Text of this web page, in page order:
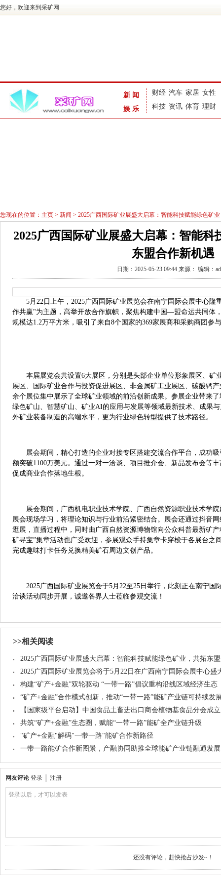
您好，欢迎来到采矿网
新闻
娱乐
财经 汽车 家居 女性
科技 资讯 体育 理财
您现在的位置： 主页 > 新闻 > 2025广西国际矿业展盛大启幕：智能科技赋能绿色矿
2025广西国际矿业展盛大启幕：智能科
东盟合作新机遇
日期：2025-05-23 09:44 来源： 编辑：
5月22日上午，2025广西国际矿业展览会在南宁国际会展中心
作共赢"为主题，高举开放合作旗帜，聚焦构建中国—盟命运共同体
规模达1.2万平方米，吸引了来自8个国家的369家展商和采购商团参
本届展览会共设置6大展区，分别是头部企业单位形象展区、矿
展区、国际矿业合作与投资促进展区、非金属矿工业展区、碳酸钙
余个展位集中展示了全球矿业领域的前沿创新成果。参展企业带来
绿色矿山、智慧矿山、矿业AI的应用与发展等领域最新技术、成果
外矿业装备制造的高端水平，更为行业绿色转型提供了技术路径。
展会期间，精心打造的企业对接专区搭建交流合作平台，成功
额突破1100万美元。通过一对一洽谈、项目推介会、新品发布会等
促成商业合作落地生根。
展会期间，广西机电职业技术学院、广西自然资源职业技术学
展会现场学习，将理论知识与行业前沿紧密结合。展会还通过抖音
逛展，直播过程中，同时由广西自然资源博物馆向公众科普最新矿
矿寻宝”集章活动也广受欢迎，参展观众手持集章卡穿梭于各展台之
完成趣味打卡任务兑换精美矿石周边文创产品。
2025广西国际矿业展览会于5月22至25日举行，此刻正在南宁
洽谈活动同步开展，诚邀各界人士莅临参观交流！
>>相关阅读
2025广西国际矿业展盛大启幕：智能科技赋能绿色矿业，共拓东
2025广西国际矿业展览会将于5月22日在广西南宁国际会展中心盛
构建“矿产+金融”双轮驱动 “一带一路”倡议重构沿线区域经济生态
“矿产+金融”合作模式创新，推动“一带一路”能矿产业链可持续发
【国家级平台启动】中国食品土畜进出口商会植物基食品分会成
共筑“矿产+金融”生态圈，赋能“一带一路”能矿全产业链升级
"矿产+金融"解码"一带一路"能矿合作新路径
一带一路能矿合作新图景，产融协同助推全球能矿产业链融通发展
网友评论 登录 注册
登录以后，才可以发表
还没有评论，赶快抢占沙发~！